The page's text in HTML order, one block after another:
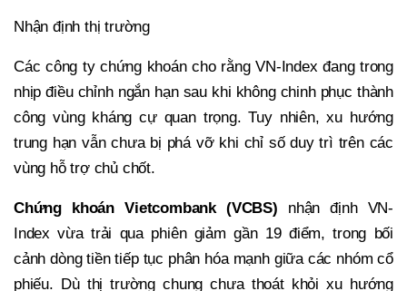
Nhận định thị trường
Các công ty chứng khoán cho rằng VN-Index đang trong
nhịp điều chỉnh ngắn hạn sau khi không chinh phục thành
công vùng kháng cự quan trọng. Tuy nhiên, xu hướng
trung hạn vẫn chưa bị phá vỡ khi chỉ số duy trì trên các
vùng hỗ trợ chủ chốt.
Chứng khoán Vietcombank (VCBS) nhận định VN-
Index vừa trải qua phiên giảm gần 19 điểm, trong bối
cảnh dòng tiền tiếp tục phân hóa mạnh giữa các nhóm cổ
phiếu. Dù thị trường chung chưa thoát khỏi xu hướng